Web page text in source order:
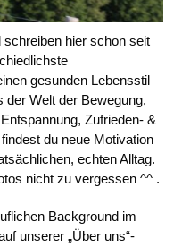
schreiben hier schon seit
gesunden Lebensstil
der Welt der Bewegung,
Zufrieden- &
du neue Motivation
echten Alltag.
nicht zu vergessen ^^ .
Background im
unserer „Über uns“-